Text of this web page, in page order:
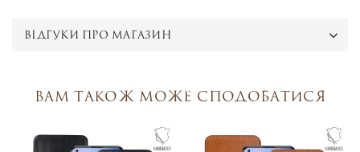
ВІДГУКИ ПРО МАГАЗИН
Вам також може сподобатися